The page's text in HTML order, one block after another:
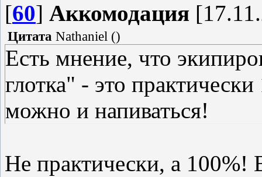
[60] Аккомодация
Цитата Nathaniel ()
Есть мнение, что
глотка" - это
можно и напиваться!
Не практически, а 100%!